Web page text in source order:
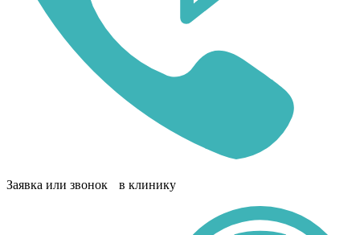
Заявка или звонок в клинику